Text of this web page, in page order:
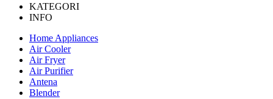
KATEGORI
INFO
Home Appliances
Air Cooler
Air Fryer
Air Purifier
Antena
Blender